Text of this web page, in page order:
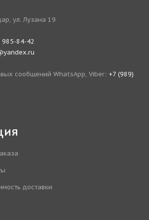
ул. Лузана 19
985-84-42
сообщений WhatsApp, Viber: +7 (989)
доставки